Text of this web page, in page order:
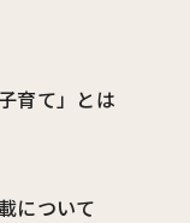
育て」とは
について